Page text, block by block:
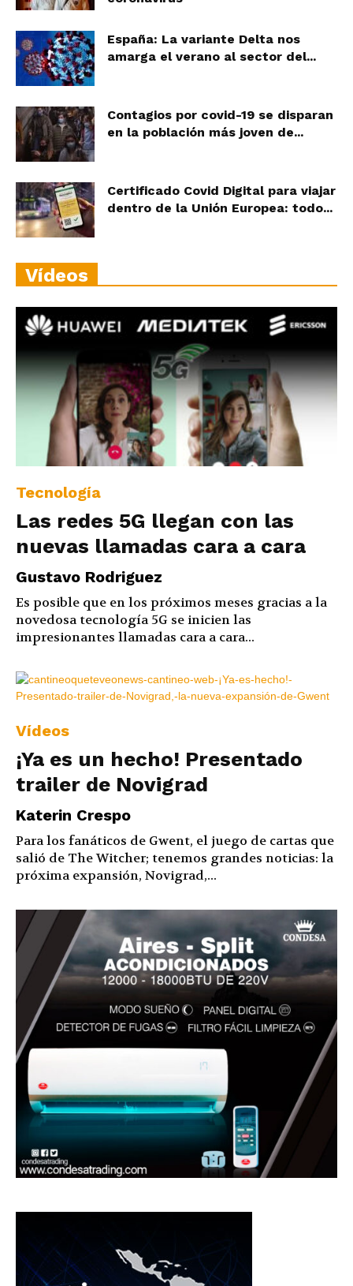
España: La variante Delta nos
amarga el verano al sector del...
Contagios por covid-19 se disparan
en la población más joven de...
Certificado Covid Digital para viajar
dentro de la Unión Europea: todo...
Vídeos
Tecnología
Las redes 5G llegan con las
nuevas llamadas cara a cara
Gustavo Rodriguez
Es posible que en los próximos meses gracias a la
novedosa tecnología 5G se inicien las
impresionantes llamadas cara a cara...
Vídeos
¡Ya es un hecho! Presentado
trailer de Novigrad
Katerin Crespo
Para los fanáticos de Gwent, el juego de cartas que
salió de The Witcher; tenemos grandes noticias: la
próxima expansión, Novigrad,...